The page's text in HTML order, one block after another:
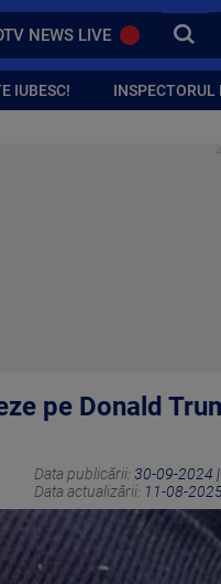
NEWS LIVE CAUTA
IUBESC! INSPECTORUL
pe Donald
Data publicării: 30-09-2024
Data actualizării: 11-08-